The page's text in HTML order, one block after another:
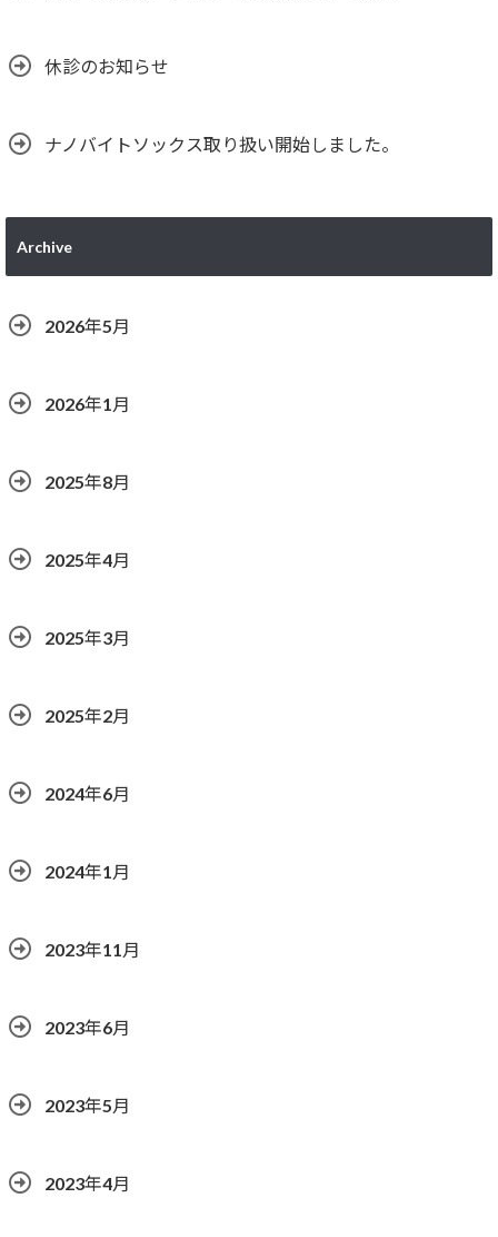
休診のお知らせ
ナノバイトソックス取り扱い開始しました。
Archive
2026年5月
2026年1月
2025年8月
2025年4月
2025年3月
2025年2月
2024年6月
2024年1月
2023年11月
2023年6月
2023年5月
2023年4月